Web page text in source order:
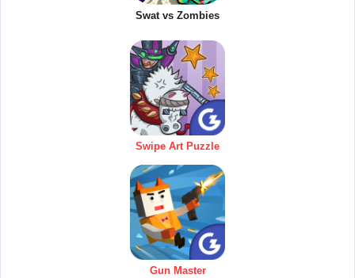
Swat vs Zombies
Swipe Art Puzzle
Gun Master